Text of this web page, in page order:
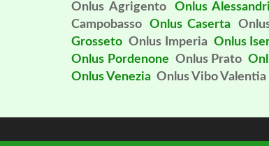
Onlus Agrigento Onlus
Campobasso
Onlus Caserta
Grosseto Onlus Imperia Onlus
Onlus Pordenone Onlus Prato
Onlus Venezia Onlus Vibo Valentia